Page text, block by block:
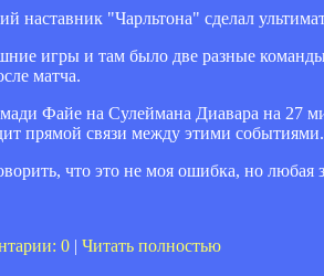
наставник "Чарльтона" сделал
игры и там было две разные
матча.
Файе на Сулеймана Диавара на 27
прямой связи между этими событиями.
что это не моя ошибка, но любая
0 Читать полностью